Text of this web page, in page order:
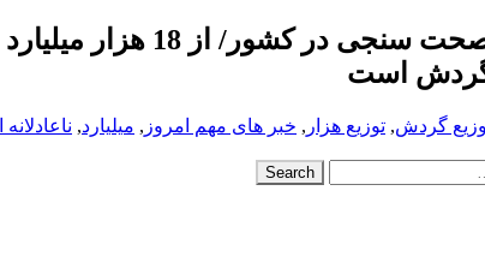
توزیع ناعادلانه وجوه بدون هدایت خاص و صحت سنجی در
گردش, توزیع هزار , خبر های مهم امروز , میلیارد,